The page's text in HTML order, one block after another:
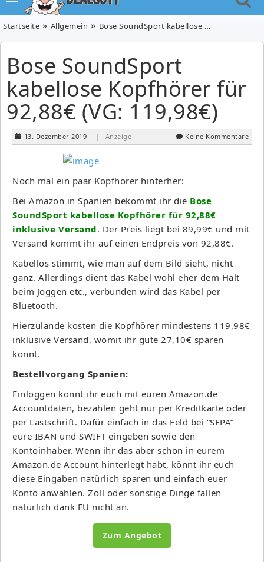
Startseite Allgemein Bose SoundSport kabellose Kopfhörer für 92,88€ (VG: 119,98€)
Bose SoundSport
kabellose Kopfhörer für
92,88€ (VG: 119,98€)
13. Dezember 2019 | Anzeige Keine Kommentare
Noch mal ein paar Kopfhörer hinterher:
Bei Amazon in Spanien bekommt ihr die Bose
SoundSport kabellose Kopfhörer für 92,88€
inklusive Versand. Der Preis liegt bei 89,99€ und mit
Versand kommt ihr auf einen Endpreis von 92,88€.
Kabellos stimmt, wie man auf dem Bild sieht, nicht
ganz. Allerdings dient das Kabel wohl eher dem Halt
beim Joggen etc., verbunden wird das Kabel per
Bluetooth.
Hierzulande kosten die Kopfhörer mindestens 119,98€
inklusive Versand, womit ihr gute 27,10€ sparen
könnt.
Bestellvorgang Spanien:
Einloggen könnt ihr euch mit euren Amazon.de
Accountdaten, bezahlen geht nur per Kreditkarte oder
per Lastschrift. Dafür einfach in das Feld bei “SEPA”
eure IBAN und SWIFT eingeben sowie den
Kontoinhaber. Wenn ihr das aber schon in eurem
Amazon.de Account hinterlegt habt, könnt ihr euch
diese Eingaben natürlich sparen und einfach euer
Konto anwählen. Zoll oder sonstige Dinge fallen
natürlich dank EU nicht an.
Zum Angebot